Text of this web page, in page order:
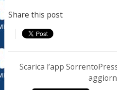
Share this post
Scarica l’app